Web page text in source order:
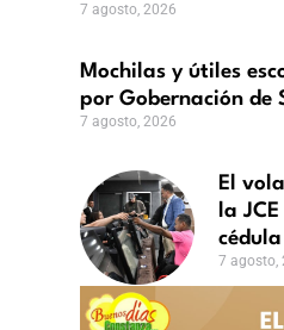
7 agosto, 2026
Mochilas y útiles
por Gobernación de
7 agosto, 2026
El
la
7 agosto,